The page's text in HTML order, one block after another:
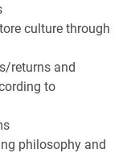
culture through
returns and
to
philosophy and